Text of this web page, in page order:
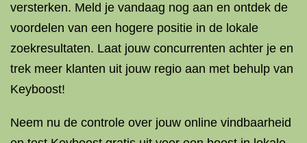
versterken. Meld je vandaag nog aan en ontdek de
voordelen van een hogere positie in de lokale
zoekresultaten. Laat jouw concurrenten achter je en
trek meer klanten uit jouw regio aan met behulp van
Keyboost!
Neem nu de controle over jouw online vindbaarheid